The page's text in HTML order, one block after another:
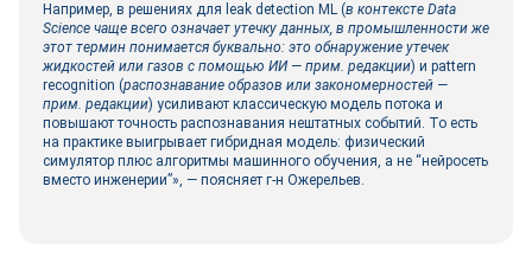
Например, в решениях для leak detection ML (в контексте Data
Science чаще всего означает утечку данных, в промышленности же
этот термин понимается буквально: это обнаружение утечек
жидкостей или газов с помощью ИИ — прим. редакции) и pattern
recognition (распознавание образов или закономерностей —
прим. редакции) усиливают классическую модель потока и
повышают точность распознавания нештатных событий. То есть
на практике выигрывает гибридная модель: физический
симулятор плюс алгоритмы машинного обучения, а не “нейросеть
вместо инженерии”», — поясняет г-н Ожерельев.